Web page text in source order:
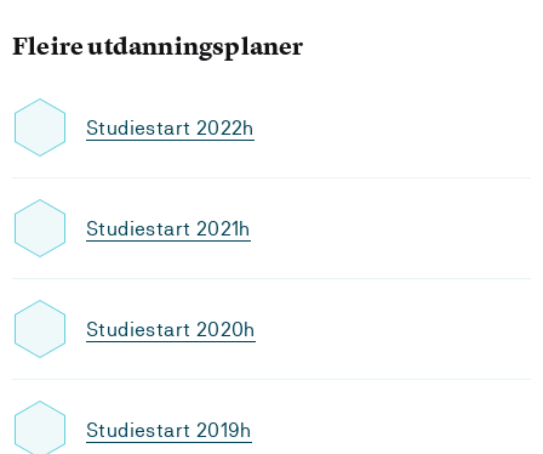
Fleire utdanningsplaner
Studiestart 2022h
Studiestart 2021h
Studiestart 2020h
Studiestart 2019h